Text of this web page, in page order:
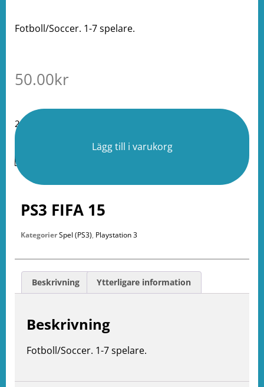
Fotboll/Soccer. 1-7 spelare.
50.00kr
2 i lager
Lägg till i varukorg
PS3 FIFA 15
KategorierSpel (PS3), Playstation 3
Beskrivning Ytterligare information
Beskrivning
Fotboll/Soccer. 1-7 spelare.